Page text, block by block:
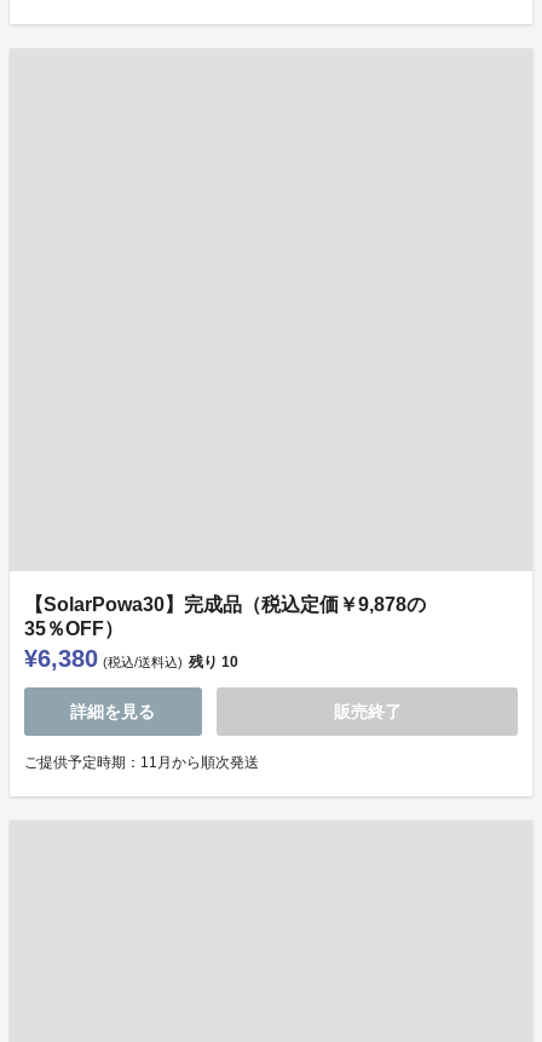
【SolarPowa30】完成品（税込定価￥9,878の
35％OFF）
¥6,380 (税込/送料込) 残り 10
詳細を見る 販売終了
ご提供予定時期：11月から順次発送